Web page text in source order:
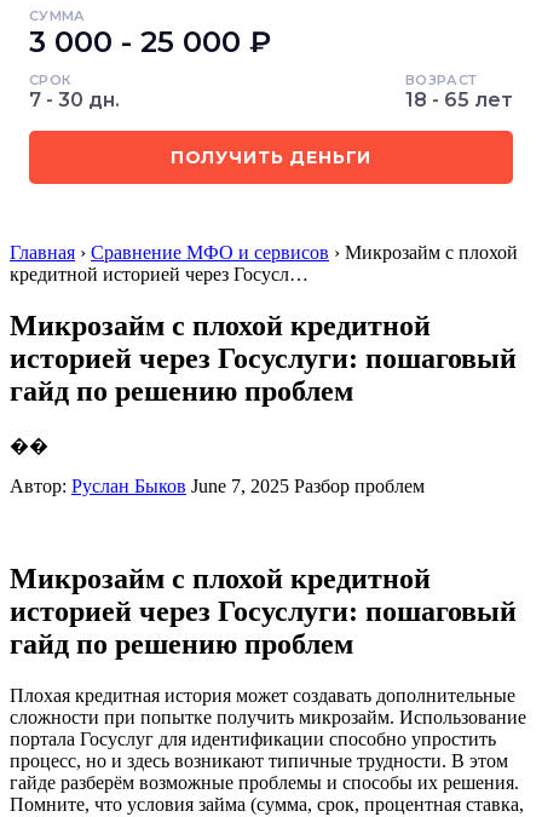
СУММА
3 000 - 25 000 ₽
СРОК
7 - 30 дн.
ВОЗРАСТ
18 - 65 лет
ПОЛУЧИТЬ ДЕНЬГИ
Главная › Сравнение МФО и сервисов › Микрозайм с плохой
кредитной историей через Госусл…
Микрозайм с плохой кредитной
историей через Госуслуги: пошаговый
гайд по решению проблем
��
Автор: Руслан Быков June 7, 2025 Разбор проблем
Микрозайм с плохой кредитной
историей через Госуслуги: пошаговый
гайд по решению проблем
Плохая кредитная история может создавать дополнительные
сложности при попытке получить микрозайм. Использование
портала Госуслуг для идентификации способно упростить
процесс, но и здесь возникают типичные трудности. В этом
гайде разберём возможные проблемы и способы их решения.
Помните, что условия займа (сумма, срок, процентная ставка,